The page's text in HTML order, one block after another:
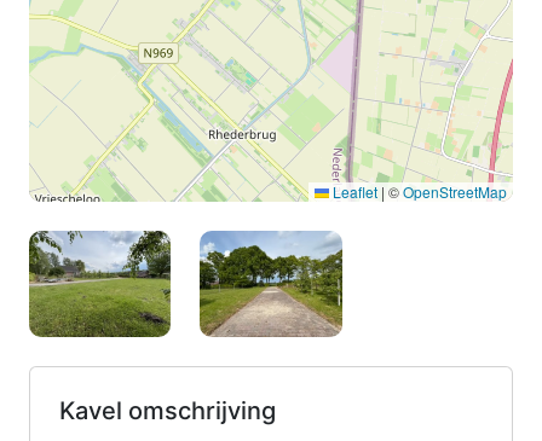
Leaflet | ©OpenStreetMap
Kavel omschrijving